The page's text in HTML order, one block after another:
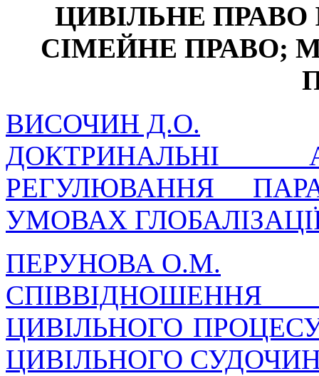
ЦИВІЛЬНЕ ПРАВО
СІМЕЙНЕ ПРАВО;
ВИСОЧИН Д.О.
ДОКТРИНАЛЬНІ
РЕГУЛЮВАННЯ
УМОВАХ
ПЕРУНОВА О.М.
ЦИВІЛЬНОГО
ЦИВІЛЬНОГО